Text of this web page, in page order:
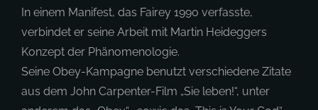
In einem Manifest, das Fairey 1990 verfasste,
verbindet er seine Arbeit mit Martin Heideggers
Konzept der Phänomenologie.
Seine Obey-Kampagne benutzt verschiedene Zitate
aus dem John Carpenter-Film „Sie leben!“, unter